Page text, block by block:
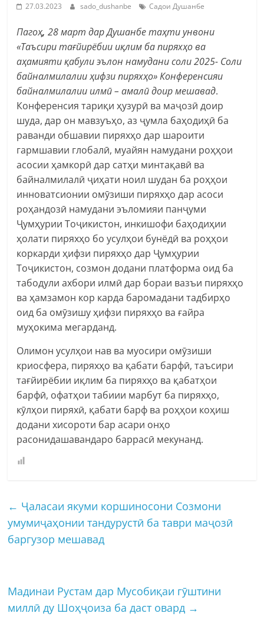
27.03.2023 sado_dushanbe Садои Душанбе
Пагоҳ,28 март дар Душанбе таҳти унвони
«Таъсири тағйирёбии иқлим ба пиряхҳо ва
аҳамияти қабули эълон намудани соли 2025- Соли
байналмилалии ҳифзи пиряхҳо» Конференсияи
байналмилалии илмӣ – амалӣ доир мешавад.
Конференсия тариқи ҳузурӣ ва маҷозӣ доир
шуда, дар он мавзуъҳо, аз ҷумла баҳодиҳӣ ба
раванди обшавии пиряхҳо дар шароити
гармшавии глобалӣ, муайян намудани роҳҳои
асосии ҳамкорӣ дар сатҳи минтақавӣ ва
байналмилалӣ ҷиҳати ноил шудан ба роҳҳои
инноватсионии омӯзиши пиряхҳо дар асоси
роҳандозӣ намудани эъломияи панҷуми
Ҷумҳурии Тоҷикистон, инкишофи баҳодиҳии
ҳолати пиряхҳо бо усулҳои бунёдӣ ва роҳҳои
коркарди ҳифзи пиряхҳо дар Ҷумҳурии
Тоҷикистон, созмон додани платформа оид ба
табодули ахбори илмӣ дар бораи вазъи пиряхҳо
ва ҳамзамон кор карда баромадани тадбирҳо
оид ба омӯзишу ҳифзи пиряхҳо ва ғайра
муҳокима мегарданд.
Олимон усулҳои нав ва муосири омӯзиши
криосфера, пиряхҳо ва қабати барфӣ, таъсири
тағйирёбии иқлим ба пиряхҳо ва қабатҳои
барфӣ, офатҳои табиии марбут ба пиряхҳо,
кӯлҳои пиряхӣ, қабати барф ва роҳҳои коҳиш
додани хисороти бар асари онҳо
расонидашавандаро баррасӣ мекунанд.
← Ҷаласаи якуми коршиносони Созмони
умумиҷаҳонии тандурустӣ ба таври маҷозӣ
баргузор мешавад
Мадинаи Рустам дар Мусобиқаи гӯштини
миллӣ ду Шоҳҷоиза ба даст овард →